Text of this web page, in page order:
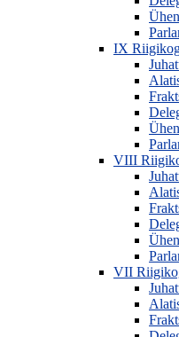
IX
VIII
VII